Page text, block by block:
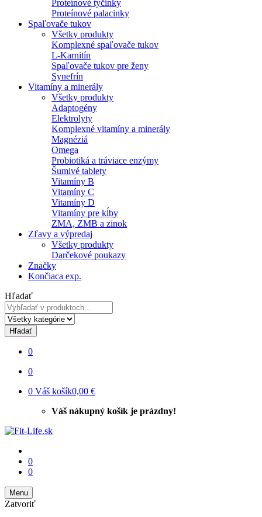
Proteínové tyčinky
Proteínové palacinky
Spaľovače tukov
Všetky produkty
Komplexné spaľovače tukov
L-Karnitín
Spaľovače tukov pre ženy
Synefrín
Vitamíny a minerály
Všetky produkty
Adaptogény
Elektrolyty
Komplexné vitamíny a minerály
Magnéziá
Omega
Probiotiká a tráviace enzýmy
Šumivé tablety
Vitamíny B
Vitamíny C
Vitamíny D
Vitamíny pre kĺby
ZMA, ZMB a zinok
Zľavy a výpredaj
Všetky produkty
Darčekové poukazy
Značky
Končiaca exp.
Hľadať
Hľadať
0
0
0 Váš košík0,00 €
Váš nákupný košík je prázdny!
0
0
Menu
Zatvoriť